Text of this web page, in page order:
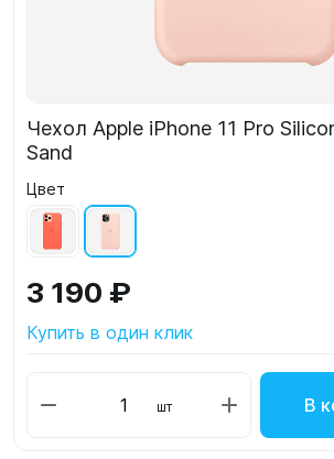
Чехол Apple iPhone 11 Pro
Sand
Цвет
3 190 ₽
Купить в один клик
шт В